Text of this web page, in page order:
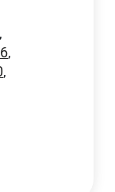
,
,
,